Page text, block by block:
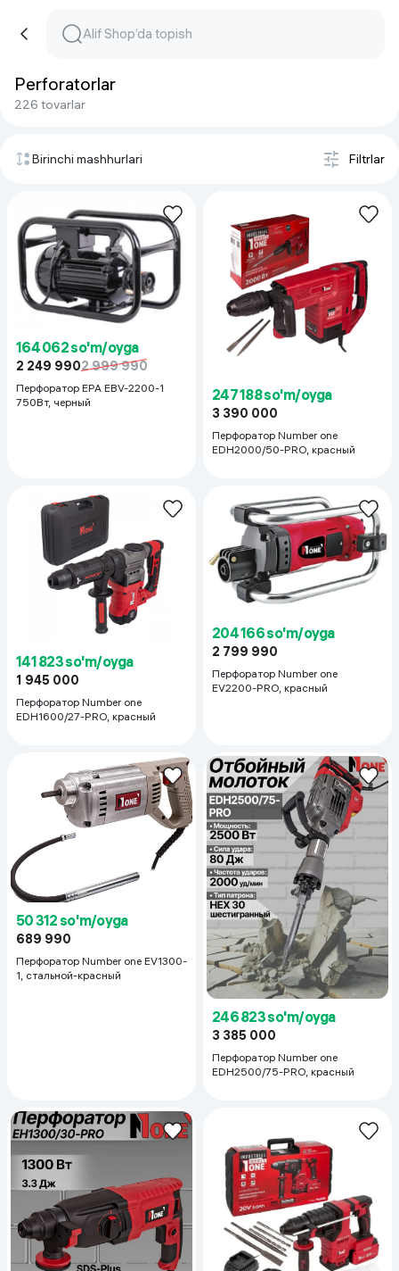
Perforatorlar
226 tovarlar
Birinchi mashhurlari Filtrlar
164 062 so'm/oyga
2 249 9902 999 990
Перфоратор EPA EBV-2200-1
750Вт, черный
247 188 so'm/oyga
3 390 000
Перфоратор Number one
EDH2000/50-PRO, красный
141 823 so'm/oyga
1 945 000
Перфоратор Number one
EDH1600/27-PRO, красный
204 166 so'm/oyga
2 799 990
Перфоратор Number one
EV2200-PRO, красный
50 312 so'm/oyga
689 990
Перфоратор Number one EV1300-
1, стальной-красный
246 823 so'm/oyga
3 385 000
Перфоратор Number one
EDH2500/75-PRO, красный